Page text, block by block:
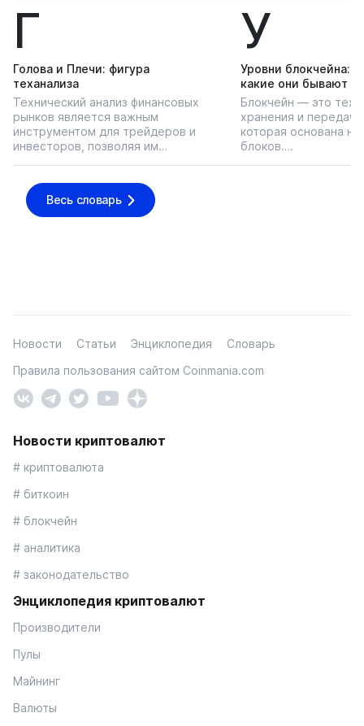
Г
Голова и Плечи: фигура
теханализа
Технический анализ финансовых
рынков является важным
инструментом для трейдеров и
инвесторов, позволяя им…
У
Уровни блокчейна:
какие они бывают
Блокчейн — это
хранения и
которая основана
блоков….
Весь словарь
Новости Статьи Энциклопедия
Словарь
Правила пользования сайтом Coinmania.com
Новости криптовалют
# криптовалюта
# биткоин
# блокчейн
# аналитика
# законодательство
Энциклопедия криптовалют
Производители
Пулы
Майнинг
Валюты